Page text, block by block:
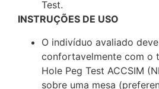
Test.
INSTRUÇÕES DE USO
O indivíduo avaliado
confortavelmente com o
Hole Peg Test ACCSIM
sobre uma mesa